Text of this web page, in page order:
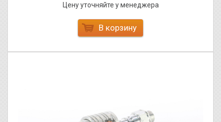
Цену уточняйте у менеджера
В корзину